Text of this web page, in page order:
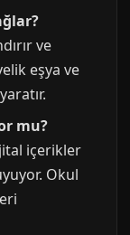
ve
eşya ve
mu?
içerikler
Okul